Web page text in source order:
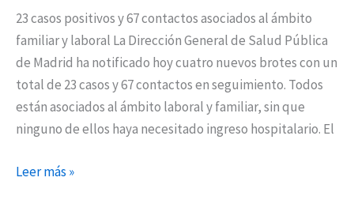
23 casos positivos y 67 contactos asociados al ámbito
familiar y laboral La Dirección General de Salud Pública
de Madrid ha notificado hoy cuatro nuevos brotes con un
total de 23 casos y 67 contactos en seguimiento. Todos
están asociados al ámbito laboral y familiar, sin que
ninguno de ellos haya necesitado ingreso hospitalario. El
Leer más »